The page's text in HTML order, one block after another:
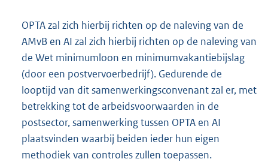
OPTA zal zich hierbij richten op de naleving van de
AMvB en AI zal zich hierbij richten op de naleving van
de Wet minimumloon en minimumvakantiebijslag
(door een postvervoerbedrijf). Gedurende de
looptijd van dit samenwerkingsconvenant zal er, met
betrekking tot de arbeidsvoorwaarden in de
postsector, samenwerking tussen OPTA en AI
plaatsvinden waarbij beiden ieder hun eigen
methodiek van controles zullen toepassen.